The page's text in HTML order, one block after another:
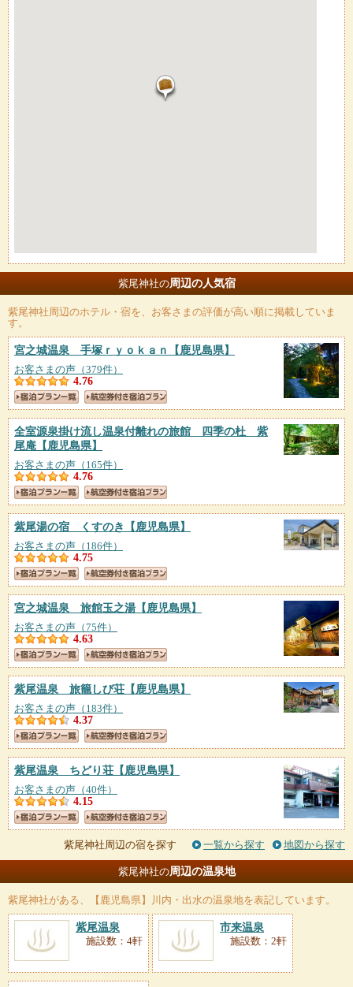
紫尾神社の周辺の人気宿
紫尾神社周辺のホテル・宿を、お客さまの評価が高い順に掲載していま
す。
宮之城温泉 手塚ｒｙｏｋａｎ 【鹿児島県】
お客さまの声（379件）
4.76
全室源泉掛け流し温泉付離れの旅館 四季の杜 紫
尾庵 【鹿児島県】
お客さまの声（165件）
4.76
紫尾湯の宿 くすのき 【鹿児島県】
お客さまの声（186件）
4.75
宮之城温泉 旅館玉之湯【鹿児島県】
お客さまの声（75件）
4.63
紫尾温泉 旅籠しび荘 【鹿児島県】
お客さまの声（183件）
4.37
紫尾温泉 ちどり荘 【鹿児島県】
お客さまの声（40件）
4.15
紫尾神社周辺の宿を探す 一覧から探す 地図から探す
紫尾神社の周辺の温泉地
紫尾神社がある、【鹿児島県】川内・出水の温泉地を表記しています。
紫尾温泉
施設数：4軒
市来温泉
施設数：2軒